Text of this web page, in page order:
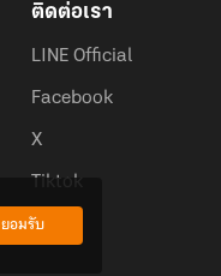
ติดต่อเรา
LINE Official
Facebook
X
Tiktok
ยอมรับ